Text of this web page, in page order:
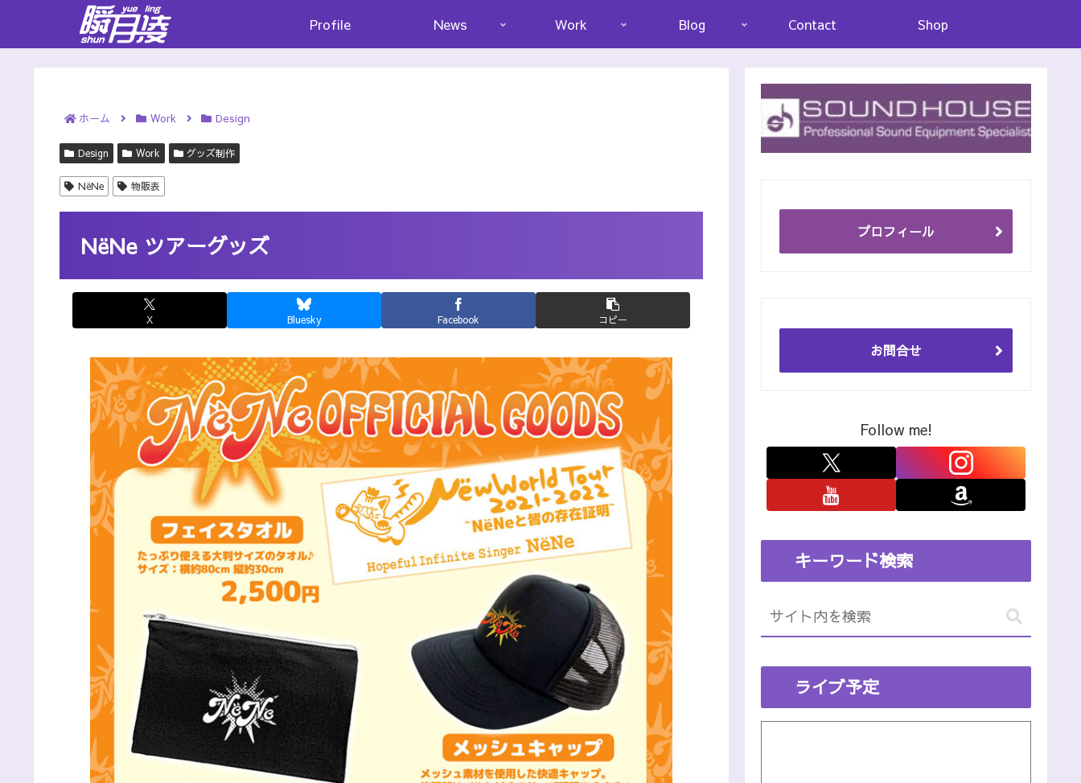
Profile News Work Blog Contact Shop
ホーム Work Design
Design Work グッズ制作
NёNe 物販表
NёNe ツアーグッズ
X Bluesky Facebook コピー
プロフィール
お問合せ
Follow me!
キーワード検索
ライブ予定